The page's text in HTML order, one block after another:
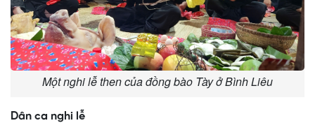
Một nghi lễ then của đồng bào Tày ở Bình Liêu
Dân ca nghi lễ